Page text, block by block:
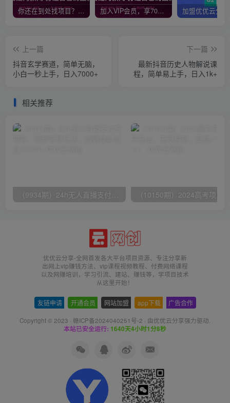
你还在到处找项目？还在当韭菜？我靠网创资源站一个月收入5万+，曾经我也是个失败者。 加入VIP会员，享70%的推广提成，免费学习多种网上创业课程，菜鸟秒变大神！
上一篇
抖音玄学赛道，简单无脑，
小白一秒上手，日入7000+
下一篇
最新抖音历史人物解说课
程，简单易上手，日入1k+
相关推荐
优优云分享-全网首发各大平台项目资源、专注分享新
出网上vip赚钱方法、vip课程视频教程、付费网络课程
以及网赚培训，学习引流、建站、赚钱等，学项目技术
从这里开始！
友链申请 开通会员 网站加盟 app下载 广告合作
Copyright © 2023 · 赣ICP备2024040251号-2 · 由优优云分享强力驱动.
本站已安全运行: 1640天4小时1分9秒